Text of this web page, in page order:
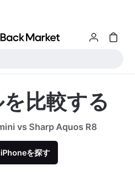
比較する
vs Sharp Aquos R8
iPhoneを探す